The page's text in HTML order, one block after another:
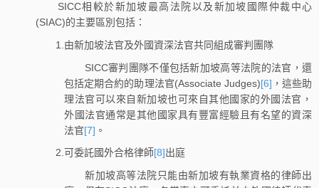
SICC相較於新加坡最高法院以及新加坡國際仲裁中心
(SIAC)的主要區別包括：
1.由新加坡法官及外國資深法官共同組成審判團隊
SICC審判團隊不僅包括新加坡高等法院的法官，還
包括定期合約的助理法官(Associate Judges)[6] ，這些助
理法官可以來自新加坡也可來自其他國家的外國法官，
外國法官通常是其他國家具有豐富經驗且有名望的資深
法官[7] 。
2.可委託國外合格律師[8]出庭
新加坡高等法院只能由新加坡有執業資格的律師出